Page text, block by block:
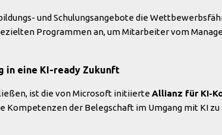
und Schulungsangebote die
Programmen an, um Mitarbeiter vom
in eine KI-ready Zukunft
ist die von Microsoft initiierteAllianz für KI-
der Belegschaft im Umgang mit KI zu